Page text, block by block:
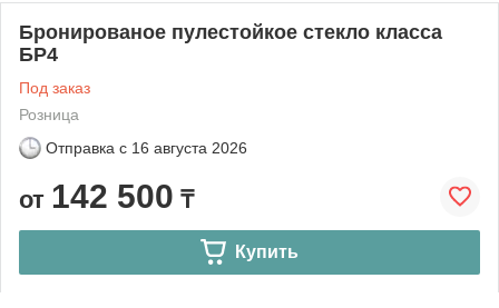
Бронированое пулестойкое стекло класса
БР4
Под заказ
Розница
Отправка с 16 августа 2026
от 142 500 ₸
Купить